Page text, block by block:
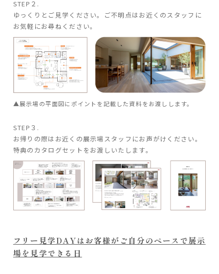
STEP２.
ゆっくりとご見学ください。ご不明点はお近くのスタッフに
お気軽にお尋ねください。
▲展示場の平面図にポイントを記載した資料をお渡しします。
STEP３.
お帰りの際はお近くの展示場スタッフにお声がけください。
特典のカタログセットをお渡しいたします。
フリー見学DAYはお客様がご自分のペースで展示
場を見学できる日